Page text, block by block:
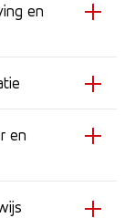
en
en